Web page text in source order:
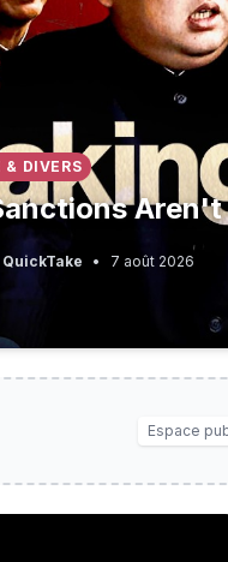
& DIVERS
• 7 août 2026
Espace
sport est-il préoccupé